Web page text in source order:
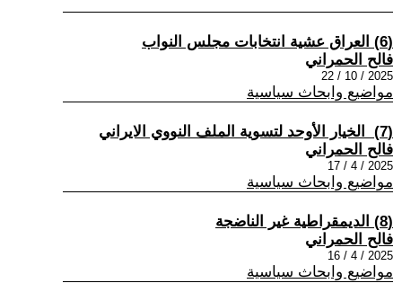
(6) العراق عشية انتخابات مجلس النواب
فالح الحمراني
2025 / 10 / 22
مواضيع وابحاث سياسية
(7) ‏ الخيار الأوحد لتسوية الملف النووي الايراني
فالح الحمراني
2025 / 4 / 17
مواضيع وابحاث سياسية
(8) الديمقراطية غير الناضجة
فالح الحمراني
2025 / 4 / 16
مواضيع وابحاث سياسية